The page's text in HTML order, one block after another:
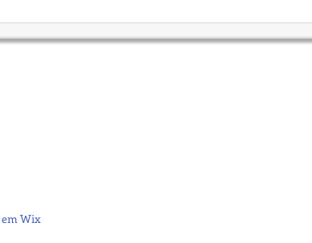
2026
em Wix